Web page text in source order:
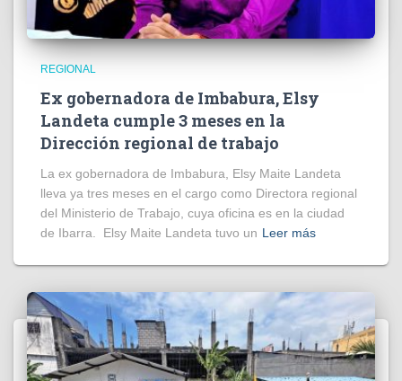
REGIONAL
Ex gobernadora de Imbabura, Elsy
Landeta cumple 3 meses en la
Dirección regional de trabajo
La ex gobernadora de Imbabura, Elsy Maite Landeta
lleva ya tres meses en el cargo como Directora regional
del Ministerio de Trabajo, cuya oficina es en la ciudad
de Ibarra. Elsy Maite Landeta tuvo un Leer más